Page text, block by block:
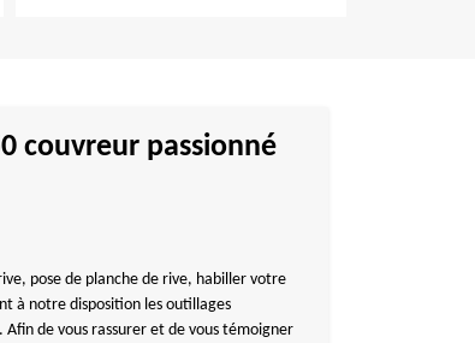
couvreur passionné
pose de planche de rive, habiller votre
à notre disposition les outillages
de vous rassurer et de vous témoigner